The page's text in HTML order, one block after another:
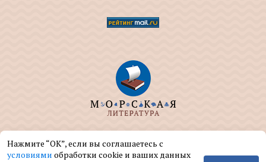
ООО "МОРКНИГА" занимается изданием и
реализацией книг на морскую тематику.
Нажмите “ОК”, если вы соглашаетесь с
условиями обработки cookie и ваших данных